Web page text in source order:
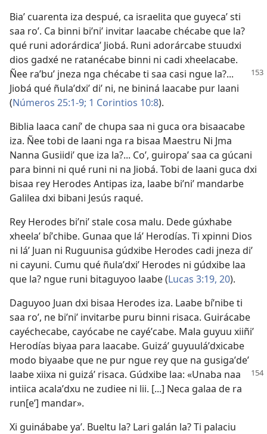
Biaʼ cuarenta iza despué, ca israelita que guyecaʼ sti
saa roʼ. Ca binni biʼniʼ invitar laacabe chécabe que la?
qué runi adorárdicaʼ Jiobá. Runi adorárcabe stuudxi
dios gadxé ne ratanécabe binni ni cadi xheelacabe.
Ñee raʼbuʼ jneza nga chécabeti saa casi ngue la?...
Jiobá qué ñulaʼdxiʼ diʼ ni, ne bininá laacabe pur laani
(Números 25:1-9; 1 Corintios 10:8).
Biblia laaca caníʼ de chupa saa ni guca ora bisaacabe
iza. Ñee tobi de laani nga ra bisaa Maestru Ni Jma
Nanna Gusiidiʼ que iza la?... Coʼ, guiropaʼ saa ca gúcani
para binni ni qué runi ni na Jiobá. Tobi de laani guca dxi
bisaa rey Herodes Antipas iza, laabe biʼniʼ mandarbe
Galilea dxi bibani Jesús raqué.
Rey Herodes biʼniʼ stale cosa malu. Dede gúxhabe
xheelaʼ bíʼchibe. Gunaa que láʼ Herodías. Ti xpinni Dios
ni láʼ Juan ni Ruguunisa gúdxibe Herodes cadi jneza diʼ
ni cayuni. Cumu qué ñulaʼdxiʼ Herodes ni gúdxibe laa
que la? ngue runi bitaguyoo laabe (Lucas 3:19, 20).
Daguyoo Juan dxi bisaa Herodes iza. Laabe bíʼnibe ti
saa roʼ, ne biʼniʼ invitarbe puru binni risaca. Guirácabe
cayéchecabe, cayócabe ne cayéʼcabe. Mala guyuu xiiñiʼ
Herodías biyaa para laacabe. Guizáʼ guyuuláʼdxicabe
modo biyaabe que ne pur ngue rey que na gusigaʼdeʼ
laabe xiixa ni guizáʼ risaca. Gúdxibe laa: «Unaba naa
intiica acalaʼdxu ne zudiee ni lii. [...] Neca galaa de ra
run[eʼ] mandar».
Xi guinábabe yaʼ. Bueltu la? Lari galán la? Ti palaciu